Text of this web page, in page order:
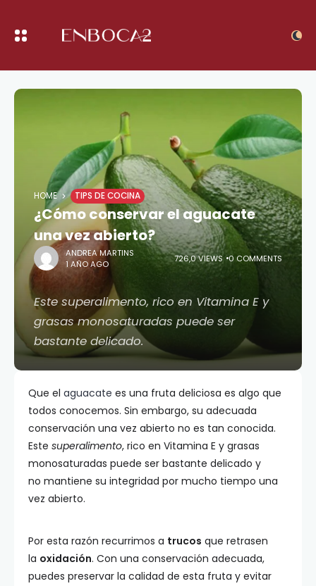
HOME TIPS DE COCINA
¿Cómo conservar el aguacate
una vez abierto?
ANDREA MARTINS
1 AÑO AGO
726,0 VIEWS 0 COMMENTS
Este superalimento, rico en Vitamina E y
grasas monosaturadas puede ser
bastante delicado.
Que el aguacate es una fruta deliciosa es algo que
todos conocemos. Sin embargo, su adecuada
conservación una vez abierto no es tan conocida.
Este superalimento, rico en Vitamina E y grasas
monosaturadas puede ser bastante delicado y
no mantiene su integridad por mucho tiempo una
vez abierto.
Por esta razón recurrimos a trucos que retrasen
la oxidación. Con una conservación adecuada,
puedes preservar la calidad de esta fruta y evitar